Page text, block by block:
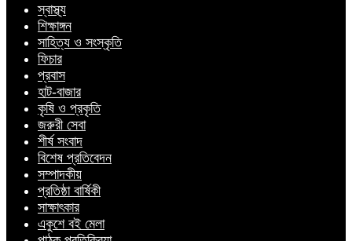
স্বাস্থ্য
শিক্ষাঙ্গন
সাহিত্য ও সংস্কৃতি
ফিচার
প্রবাস
হাট-বাজার
কৃষি ও প্রকৃতি
জরুরী সেবা
শীর্ষ সংবাদ
বিশেষ প্রতিবেদন
সম্পাদকীয়
প্রতিষ্ঠা বার্ষিকী
সাক্ষাৎকার
একুশে বই মেলা